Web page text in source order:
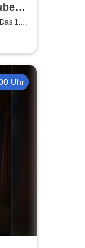
1.
Uhr